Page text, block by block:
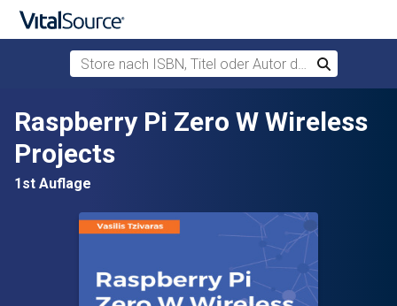
Zum Hauptinhalt springen
Store nach ISBN, Titel oder Autor durchsuchen
Suchen
Raspberry Pi Zero W Wireless
Projects
1st Auflage